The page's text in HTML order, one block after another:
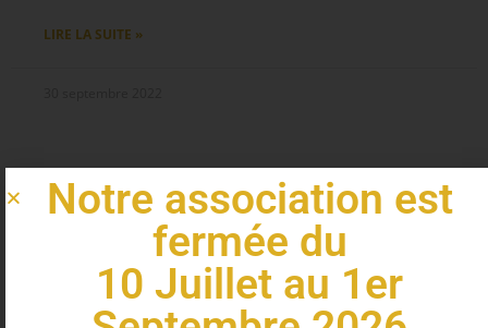
LIRE LA SUITE »
Notre association est
fermée du
10 Juillet au 1er